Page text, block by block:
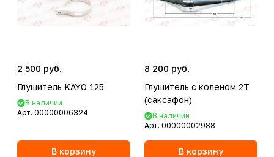
2 500 руб.
Глушитель KAYO 125
В наличии
Арт. 00000006324
В корзину
8 200 руб.
Глушитель с коленом 2Т
(саксафон)
В наличии
Арт. 00000002988
В корзину